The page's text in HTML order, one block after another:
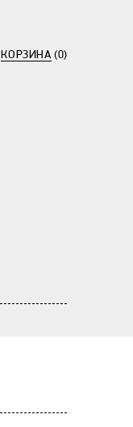
КОРЗИНА (0)